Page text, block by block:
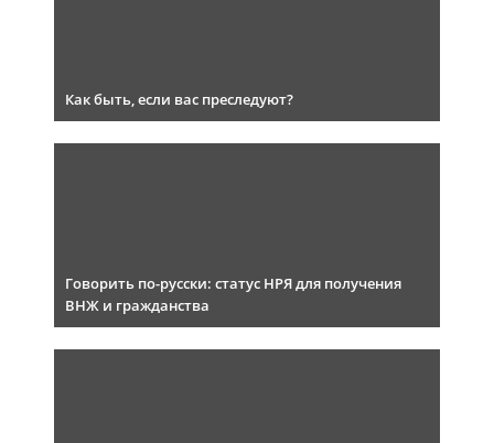
Как быть, если вас преследуют?
Говорить по-русски: статус НРЯ для получения
ВНЖ и гражданства